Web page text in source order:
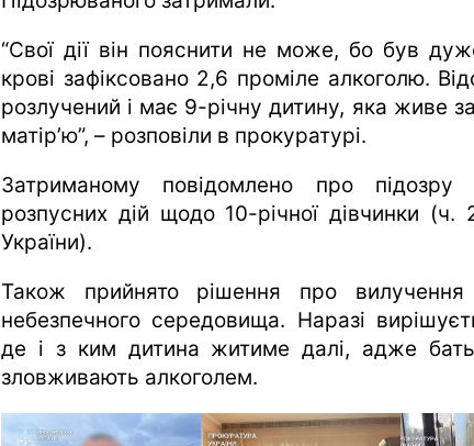
“Свої дії він пояснити не може, бо був
крові зафіксовано 2,6 проміле алкоголю.
розлучений і має 9-річну дитину, яка живе
матір’ю”, – розповіли в прокуратурі.
Затриманому повідомлено про підозру
розпусних дій щодо 10-річної дівчинки
України).
Також прийнято рішення про вилучення
небезпечного середовища. Наразі
де і з ким дитина житиме далі, адже
зловживають алкоголем.